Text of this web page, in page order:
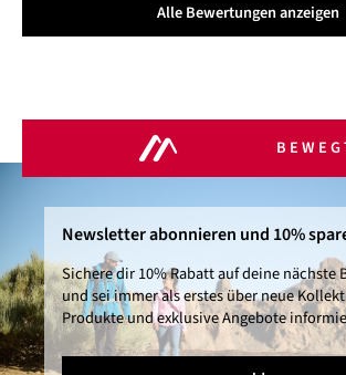
Alle Bewertungen anzeigen
Newsletter abonnieren und 10%
Sichere dir 10% Rabatt auf deine nächste
und sei immer als erstes über neue
Produkte und exklusive Angebote